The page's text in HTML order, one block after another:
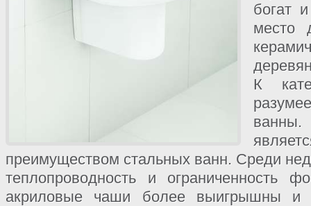
богат
место
К
ванны.
преимуществом стальных ванн. Среди
теплопроводность и ограниченность
акриловые чаши более выигрышны и